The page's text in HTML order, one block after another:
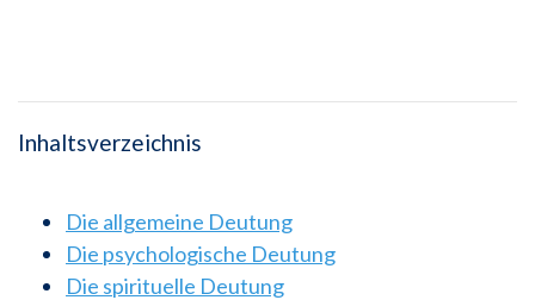
Inhaltsverzeichnis
Die allgemeine Deutung
Die psychologische Deutung
Die spirituelle Deutung